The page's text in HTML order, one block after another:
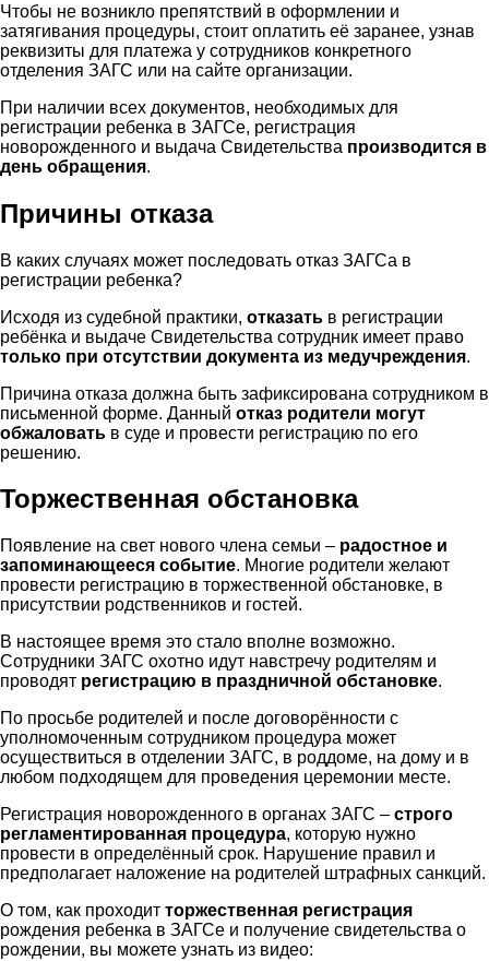
Чтобы не возникло препятствий в оформлении и
затягивания процедуры, стоит оплатить её заранее, узнав
реквизиты для платежа у сотрудников конкретного
отделения ЗАГС или на сайте организации.
При наличии всех документов, необходимых для
регистрации ребенка в ЗАГСе, регистрация
новорожденного и выдача Свидетельства производится в
день обращения.
Причины отказа
В каких случаях может последовать отказ ЗАГСа в
регистрации ребенка?
Исходя из судебной практики, отказать в регистрации
ребёнка и выдаче Свидетельства сотрудник имеет право
только при отсутствии документа из медучреждения.
Причина отказа должна быть зафиксирована сотрудником в
письменной форме. Данный отказ родители могут
обжаловать в суде и провести регистрацию по его
решению.
Торжественная обстановка
Появление на свет нового члена семьи – радостное и
запоминающееся событие. Многие родители желают
провести регистрацию в торжественной обстановке, в
присутствии родственников и гостей.
В настоящее время это стало вполне возможно.
Сотрудники ЗАГС охотно идут навстречу родителям и
проводят регистрацию в праздничной обстановке.
По просьбе родителей и после договорённости с
уполномоченным сотрудником процедура может
осуществиться в отделении ЗАГС, в роддоме, на дому и в
любом подходящем для проведения церемонии месте.
Регистрация новорожденного в органах ЗАГС – строго
регламентированная процедура, которую нужно
провести в определённый срок. Нарушение правил и
предполагает наложение на родителей штрафных санкций.
О том, как проходит торжественная регистрация
рождения ребенка в ЗАГСе и получение свидетельства о
рождении, вы можете узнать из видео: